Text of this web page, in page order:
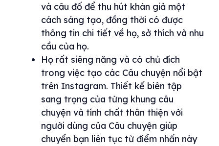
và câu đố để thu hút khán giả một
cách sáng tạo, đồng thời có được
thông tin chi tiết về họ, sở thích và nhu
cầu của họ.
Họ rất siêng năng và có chủ đích
trong việc tạo các Câu chuyện nổi bật
trên Instagram. Thiết kế biên tập
sang trọng của từng khung câu
chuyện và tính chất thân thiện với
người dùng của Câu chuyện giúp
chuyển bạn liên tục từ điểm nhấn này